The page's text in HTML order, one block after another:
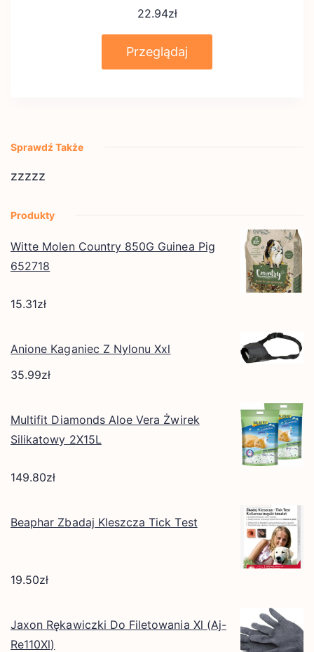
22.94zł
Przeglądaj
Sprawdź Także
zzzzz
Produkty
Witte Molen Country 850G Guinea Pig
652718
15.31zł
Anione Kaganiec Z Nylonu Xxl
35.99zł
Multifit Diamonds Aloe Vera Żwirek
Silikatowy 2X15L
149.80zł
Beaphar Zbadaj Kleszcza Tick Test
19.50zł
Jaxon Rękawiczki Do Filetowania Xl (Aj-
Re110Xl)